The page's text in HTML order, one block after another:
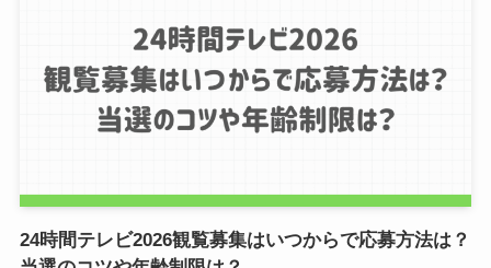
24時間テレビ2026観覧募集はいつからで応募方法は？